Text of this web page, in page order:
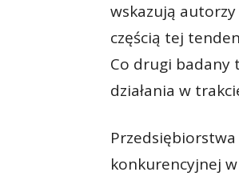
wskazują
częścią tej
Co drugi badany
działania w
konkurencyjnej